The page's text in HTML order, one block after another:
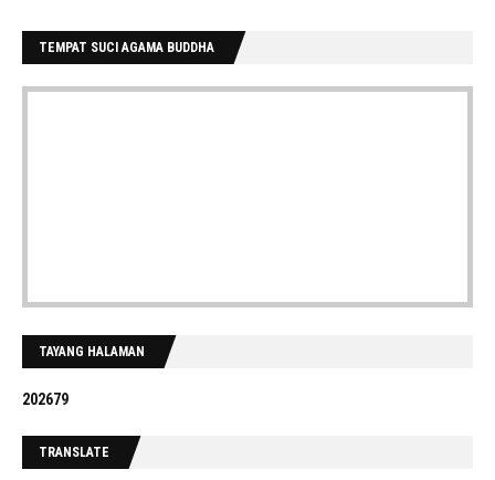
TEMPAT SUCI AGAMA BUDDHA
TAYANG HALAMAN
202679
TRANSLATE